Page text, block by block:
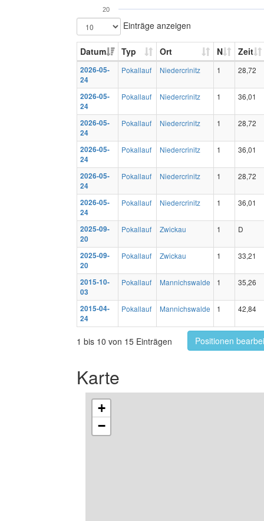
20
Einträge anzeigen
Datum Typ Ort N Zeit
2026-05-
24
Pokallauf Niedercrinitz 1 28,72
2026-05-
24
Pokallauf Niedercrinitz 1 36,01
2026-05-
24
Pokallauf Niedercrinitz 1 28,72
2026-05-
24
Pokallauf Niedercrinitz 1 36,01
2026-05-
24
Pokallauf Niedercrinitz 1 28,72
2026-05-
24
Pokallauf Niedercrinitz 1 36,01
2025-09-
20
Pokallauf Zwickau 1 D
2025-09-
20
Pokallauf Zwickau 1 33,21
2015-10-
03
Pokallauf Mannichswalde 1 35,26
2015-04-
24
Pokallauf Mannichswalde 1 42,84
1 bis 10 von 15 Einträgen Positionen
Karte
+
−